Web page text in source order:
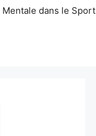
dans le Sport